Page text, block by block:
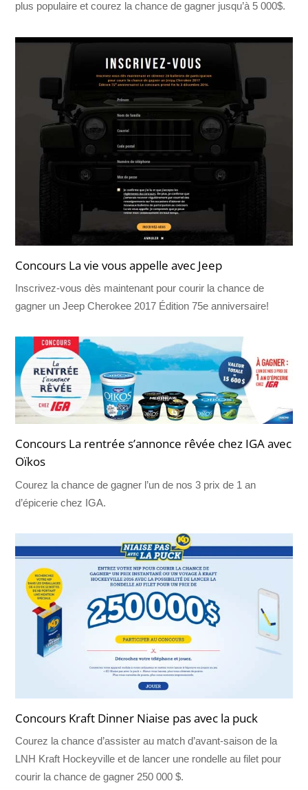
plus populaire et courez la chance de gagner jusqu’à 5 000$.
Concours La vie vous appelle avec Jeep
Inscrivez-vous dès maintenant pour courir la chance de
gagner un Jeep Cherokee 2017 Édition 75e anniversaire!
Concours La rentrée s’annonce rêvée chez IGA avec
Oïkos
Courez la chance de gagner l’un de nos 3 prix de 1 an
d’épicerie chez IGA.
Concours Kraft Dinner Niaise pas avec la puck
Courez la chance d’assister au match d’avant-saison de la
LNH Kraft Hockeyville et de lancer une rondelle au filet pour
courir la chance de gagner 250 000 $.